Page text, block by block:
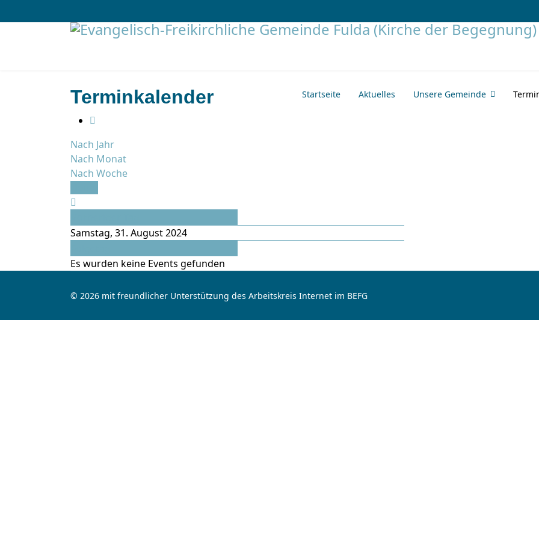
Startseite Aktuelles Unsere Gemeinde
Terminkalender
Nach Jahr
Nach Monat
Nach Woche
Samstag, 31. August 2024
Es wurden keine Events gefunden
© 2026 mit freundlicher Unterstützung des Arbeitskreis Internet im BEFG